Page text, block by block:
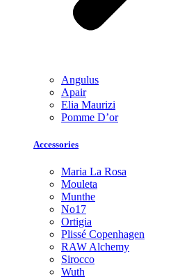
Angulus
Apair
Elia Maurizi
Pomme D’or
Accessories
Maria La Rosa
Mouleta
Munthe
No17
Ortigia
Plissé Copenhagen
RAW Alchemy
Sirocco
Wuth